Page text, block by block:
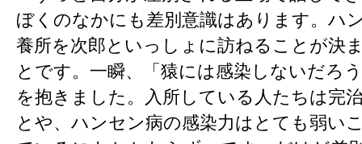
ぼくのなかにも差別意識はあります。ハ
養所を次郎といっしょに訪ねることが決
とです。一瞬、「猿には感染しないだろ
を抱きました。入所している人たちは完
とや、ハンセン病の感染力はとても弱い